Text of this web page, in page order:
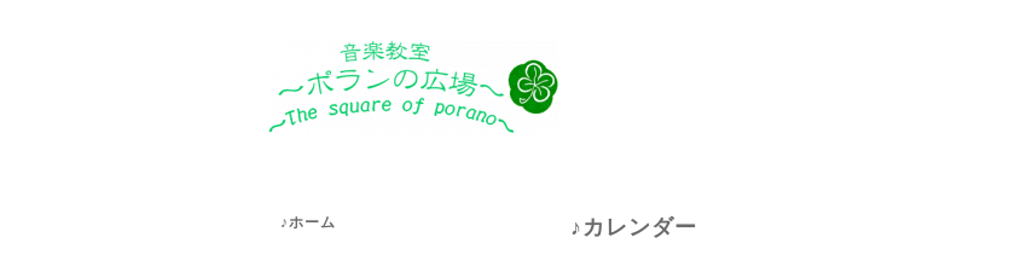
♪カレンダー
♪ホーム